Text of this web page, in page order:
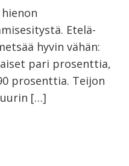
Etelä-
hyvin vähän:
pari prosenttia,
prosenttia. Teijon
[…]